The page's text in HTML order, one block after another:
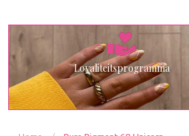
Loyaliteitsprogramma